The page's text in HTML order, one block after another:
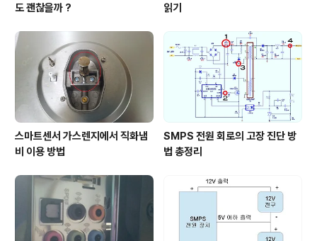
도 괜찮을까 ?
읽기
스마트센서 가스렌지에서 직화냄
비 이용 방법
SMPS 전원 회로의 고장 진단 방
법 총정리